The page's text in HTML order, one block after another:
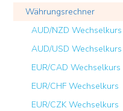
Währungsrechner
AUD/NZD Wechselkurs
AUD/USD Wechselkurs
EUR/CAD Wechselkurs
EUR/CHF Wechselkurs
EUR/CZK Wechselkurs